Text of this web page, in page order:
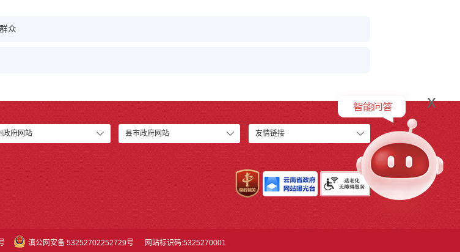
众
政府网站 县市政府网站 友情链接
x
滇公网安备 53252702252729号 网站标识码:5325270001